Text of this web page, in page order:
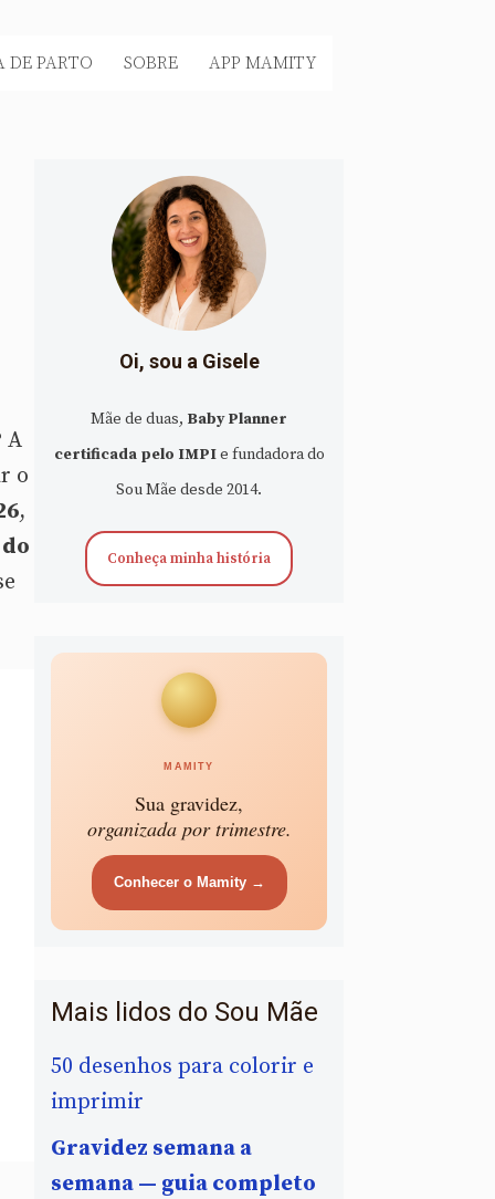
DE PARTO SOBRE APP MAMITY
A
o
,
Oi, sou a Gisele
Mãe de duas, Baby Planner
certificada pelo IMPIe fundadora do
Sou Mãe desde 2014.
Conheça minha história
MAMITY
Sua gravidez,
organizada por trimestre.
Conhecer o Mamity →
Mais lidos do Sou Mãe
50 desenhos para colorir e
imprimir
Gravidez semana a
semana — guia completo